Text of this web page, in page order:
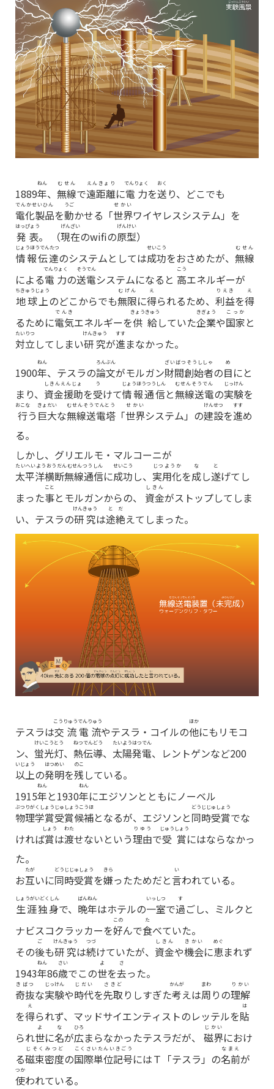
1889年
ねん
、 無線
むせん
で遠距離
えんきょり
に電力
でんりょく
を送
おく
り、どこでも
電化製品
でんかせいひん
を動
うご
かせる「世界
せかい
ワイヤレスシステム」を
発表
はっぴょう
。 （現在
げんざい
のwifiの原型
げんけい
）
情報伝達
じょうほうでんたつ
のシステムとしては成功
せいこう
をおさめたが、 無線
むせん
による電力
でんりょく
の送電
そうでん
システムになると 高
こう
エネルギーが
地球上
ちきゅうじょう
のどこからでも無限
むげん
に得
え
られるため、 利益
りえき
を得
え
るために電気
でんき
エネルギーを供給
きょうきゅう
していた企業
きぎょう
や国家
こっか
と
対立
たいりつ
してしまい研究
けんきゅう
が進
すす
まなかった。
1900年
ねん
、テスラの論文
ろんぶん
がモルガン財閥創始者
ざいばつそうししゃ
の目
め
にと
まり、 資金援助
しきんえんじょ
を受
う
けて情報通信
じょうほうつうしん
と無線送電
むせんそうでん
の実験
じっけん
を
行
おこな
う 巨大
きょだい
な無線送電塔
むせんそうでんとう
「世界
せかい
システム」の建設
けんせつ
を進
すす
め
る。
しかし、グリエルモ・マルコーニが
太平洋横断無線通信
たいへいようおうだんむせんつうしん
に成功
せいこう
し、 実用化
じつようか
を成
な
し遂
と
げてし
まった事
こと
とモルガンからの、 資金
しきん
がストップしてしま
い、テスラの研究
けんきゅう
は途絶
とだ
えてしまった。
テスラは交流電流
こうりゅうでんりゅう
やテスラ・コイルの他
ほか
にもリモコ
ン、 蛍光灯
けいこうとう
、 熱伝導
ねつでんどう
、 太陽発電
たいようはつでん
、レントゲンなど200
以上
いじょう
の発明
はつめい
を残
のこ
している。
1915年
ねん
と1930年
ねん
にエジソンとともにノーベル
物理学賞受賞候補
ぶつりがくしょうじゅしょうこうほ
となるが、エジソンと同時受賞
どうじじゅしょう
でな
ければ賞
しょう
は渡
わた
せないという理由
りゆう
で受賞
じゅうしょう
にはならなかっ
た。
お互
たが
いに同時受賞
どうじじゅしょう
を嫌
きら
ったためだと言
い
われている。
生涯独身
しょうがいどくしん
で、 晩年
ばんねん
はホテルの一室
いっしつ
で過
す
ごし、ミルクと
ナビスコクラッカーを好
この
んで食
た
べていた。
その後
ご
も研究
けんきゅう
は続
つづ
けていたが、 資金
しきん
や機会
きかい
に恵
めぐ
まれず
1943年
ねん
86歳
さい
でこの世
よ
を去
さ
った。
奇抜
きばつ
な実験
じっけん
や時代
じだい
を先取
さきど
りしすぎた考
かんが
えは周
まわ
りの理解
りかい
を得
え
られず、マッドサイエンティストのレッテルを貼
は
られ世
よ
に名
な
が広
ひろ
まらなかったテスラだが、 磁界
じかい
におけ
る磁束密度
じそくみつど
の国際単位記号
こくさいたんいきごう
にはＴ「テスラ」の名前
なまえ
が
使
つか
われている。